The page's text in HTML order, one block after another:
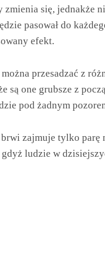
zmienia się, jednakże
pasował do
efekt.
przesadzać z
są one grubsze z
pod żadnym
zajmuje tylko parę
ludzie w